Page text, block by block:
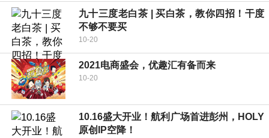
九十三度老白茶 | 买白茶，教你四招！干度
不够不要买
10-20
2021电商盛会，优趣汇有备而来
10-20
10.16盛大开业！航利广场首进彭州，HOLY
原创IP空降！